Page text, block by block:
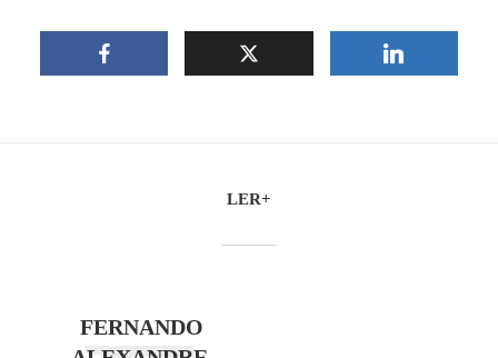
LER+
FERNANDO